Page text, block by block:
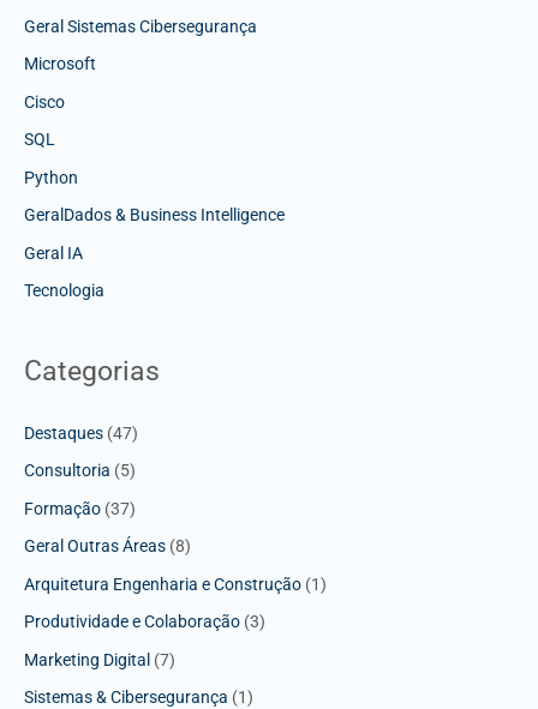
Geral Sistemas Cibersegurança
Microsoft
Cisco
SQL
Python
GeralDados & Business Intelligence
Geral IA
Tecnologia
Categorias
Destaques (47)
Consultoria (5)
Formação (37)
Geral Outras Áreas (8)
Arquitetura Engenharia e Construção (1)
Produtividade e Colaboração (3)
Marketing Digital (7)
Sistemas & Cibersegurança (1)